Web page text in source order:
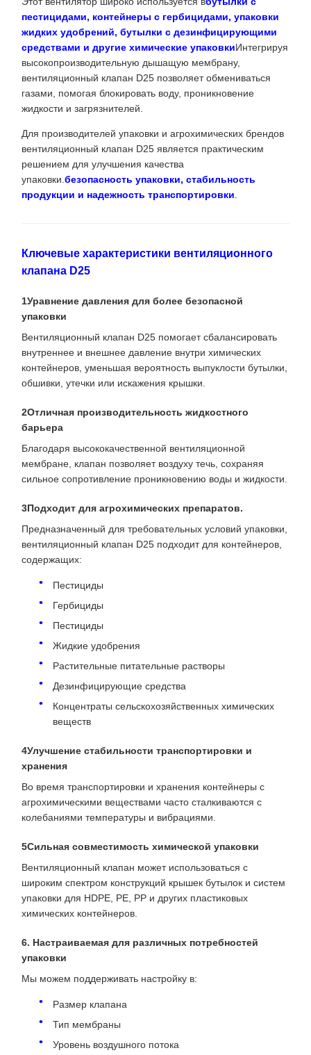
пестицидами, контейнеры с гербицидами, упаковки
жидких удобрений, бутылки с дезинфицирующими
средствами и другие химические упаковкиИнтегрируя
высокопроизводительную дышащую мембрану,
вентиляционный клапан D25 позволяет обмениваться
газами, помогая блокировать воду, проникновение
жидкости и загрязнителей.
Для производителей упаковки и агрохимических брендов
вентиляционный клапан D25 является практическим
решением для улучшения качества
упаковки. безопасность упаковки, стабильность
продукции и надежность транспортировки
Ключевые характеристики вентиляционного
клапана D25
1Уравнение давления для более безопасной
упаковки
Вентиляционный клапан D25 помогает сбалансировать
внутреннее и внешнее давление внутри химических
контейнеров, уменьшая вероятность выпуклости бутылки,
обшивки, утечки или искажения крышки.
2Отличная производительность жидкостного
барьера
Благодаря высококачественной вентиляционной
мембране, клапан позволяет воздуху течь, сохраняя
сильное сопротивление проникновению воды и жидкости.
3Подходит для агрохимических препаратов.
Предназначенный для требовательных условий упаковки,
вентиляционный клапан D25 подходит для контейнеров,
содержащих:
Пестициды
Гербициды
Пестициды
Жидкие удобрения
Растительные питательные растворы
Дезинфицирующие средства
Концентраты сельскохозяйственных химических
веществ
4Улучшение стабильности транспортировки и
хранения
Во время транспортировки и хранения контейнеры с
агрохимическими веществами часто сталкиваются с
колебаниями температуры и вибрациями.
5Сильная совместимость химической упаковки
Вентиляционный клапан может использоваться с
широким спектром конструкций крышек бутылок и систем
упаковки для HDPE, PE, PP и других пластиковых
химических контейнеров.
6. Настраиваемая для различных потребностей
упаковки
Мы можем поддерживать настройку в:
Размер клапана
Тип мембраны
Уровень воздушного потока